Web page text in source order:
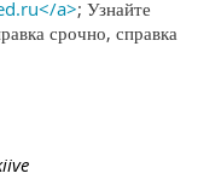
a>; Узнайте
срочно, справка